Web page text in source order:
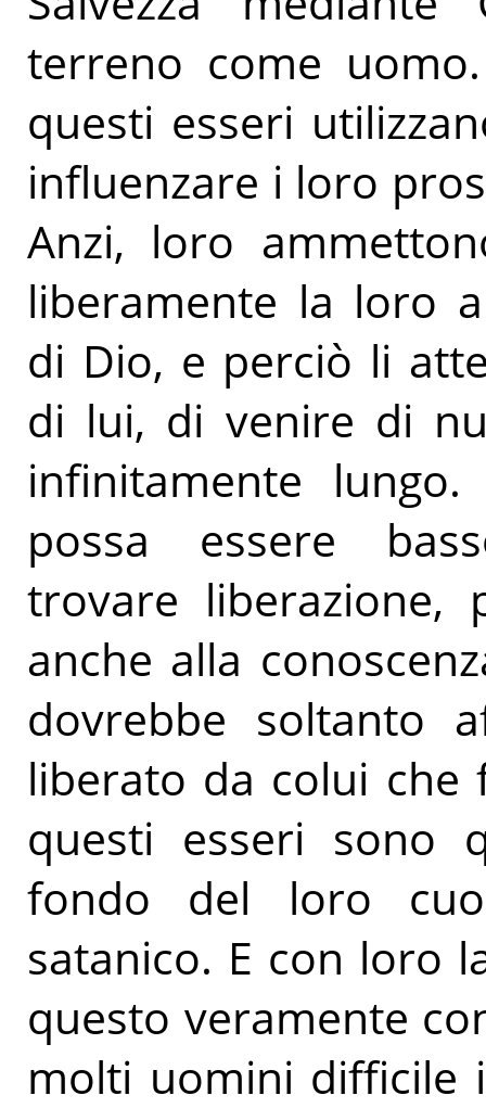
terreno come
questi esseri
influenzare i loro
Anzi, loro
liberamente la loro
di Dio, e perciò li
di lui, di venire di
infinitamente
possa essere
trovare liberazione,
anche alla
dovrebbe soltanto
liberato da colui che
questi esseri sono
fondo del loro
satanico. E con loro
questo veramente
molti uomini difficile